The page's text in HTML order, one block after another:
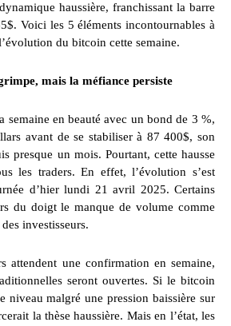
haussière, franchissant la barre
Voici les 5 éléments incontournables à
du bitcoin cette semaine.
mais la méfiance persiste
semaine en beauté avec un bond de 3 %,
avant de se stabiliser à 87 400$, son
presque un mois. Pourtant, cette hausse
les traders. En effet, l’évolution s’est
d’hier lundi 21 avril 2025. Certains
du doigt le manque de volume comme
investisseurs.
attendent une confirmation en semaine,
seront ouvertes. Si le bitcoin
niveau malgré une pression baissière sur
la thèse haussière. Mais en l’état, les